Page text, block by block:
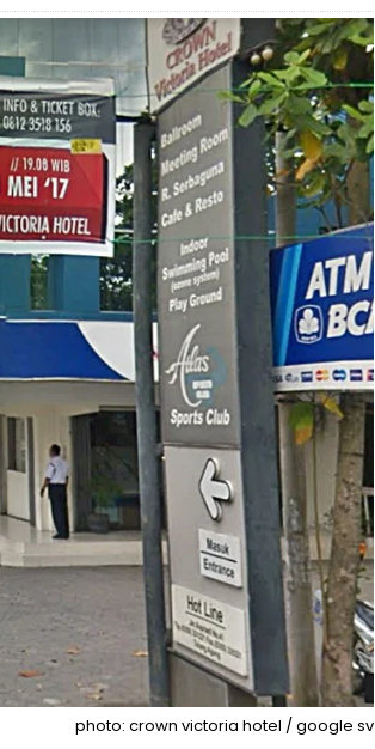
photo: crown victoria hotel / google sv